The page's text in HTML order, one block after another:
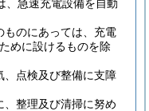
、急速充電設備を自動
ものにあっては、充電
めに設けるものを除
、点検及び整備に支障
整理及び清掃に努め